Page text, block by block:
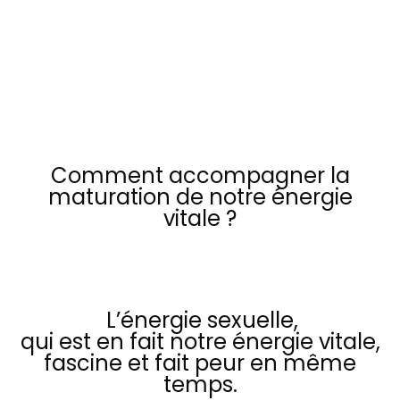
Comment accompagner la
maturation de notre énergie
vitale ?
L’énergie sexuelle,
qui est en fait notre énergie vitale,
fascine et fait peur en même
temps.